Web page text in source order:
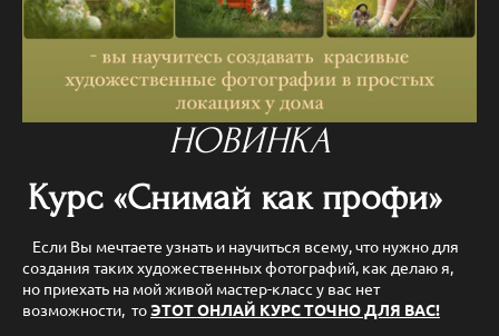
НОВИНКА
Курс «Снимай как профи»
Если Вы мечтаете узнать и научиться всему, что нужно для
создания таких художественных фотографий, как делаю я,
но приехать на мой живой мастер-класс у вас нет
возможности, тоЭТОТ ОНЛАЙ КУРС ТОЧНО ДЛЯ ВАС!